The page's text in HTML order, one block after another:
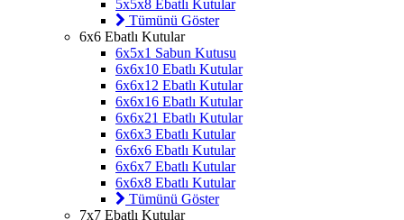
5x5x8 Ebatlı Kutular
Tümünü Göster
6x6 Ebatlı Kutular
6x5x1 Sabun Kutusu
6x6x10 Ebatlı Kutular
6x6x12 Ebatlı Kutular
6x6x16 Ebatlı Kutular
6x6x21 Ebatlı Kutular
6x6x3 Ebatlı Kutular
6x6x6 Ebatlı Kutular
6x6x7 Ebatlı Kutular
6x6x8 Ebatlı Kutular
Tümünü Göster
7x7 Ebatlı Kutular